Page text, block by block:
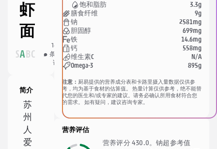
虾
面
SA BC
140
条评
论
人收
藏
简介
苏
州
人
爱
饱和脂肪 3.3g
膳食纤维 9g
钠 2581mg
胆固醇 699mg
铁 14.6mg
钙 558mg
维生素C N/A
Omega-3 895g
注意： 厨易提供的营养成分表和卡路里摄入量数据仅供参
考，均为基于食材的估算值。 热量计算仅供参考，绝不能替
代您的医生和/或专家的建议。请务必确认所用食材符合您
的需求。 如有疑问，建议咨询专家。
营养评估
营养评分 430.0。钠超参考值